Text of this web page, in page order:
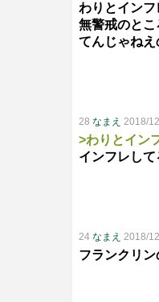
わりとイン
無警戒のと
てんじゃねえ
28 なまえ 2018/
>わりとイン
インフレし
24 なまえ 2018/
フランクリ